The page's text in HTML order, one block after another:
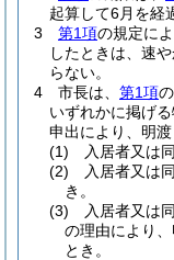
起算して6月を経
3
第1項の規定に
したときは、速
らない。
4
市長は、 第1項
いずれかに掲げ
申出により、明
(1)
入居者又は
(2)
入居者又は
き。
(3)
入居者又は
の理由により
とき。